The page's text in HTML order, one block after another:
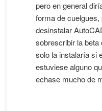
pero en general
forma de
desinstalar
sobrescribir la
solo la instalaría si
estuviese alguno
echase mucho de